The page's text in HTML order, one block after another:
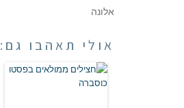
אלונה
אולי תאהבו גם: